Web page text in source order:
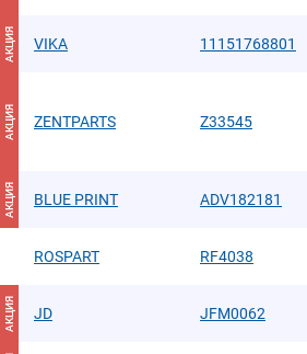
АКЦИЯ VIKA 11151768801
АКЦИЯ ZENTPARTS Z33545
АКЦИЯ BLUE PRINT ADV182181
ROSPART RF4038
АКЦИЯ JD JFM0062